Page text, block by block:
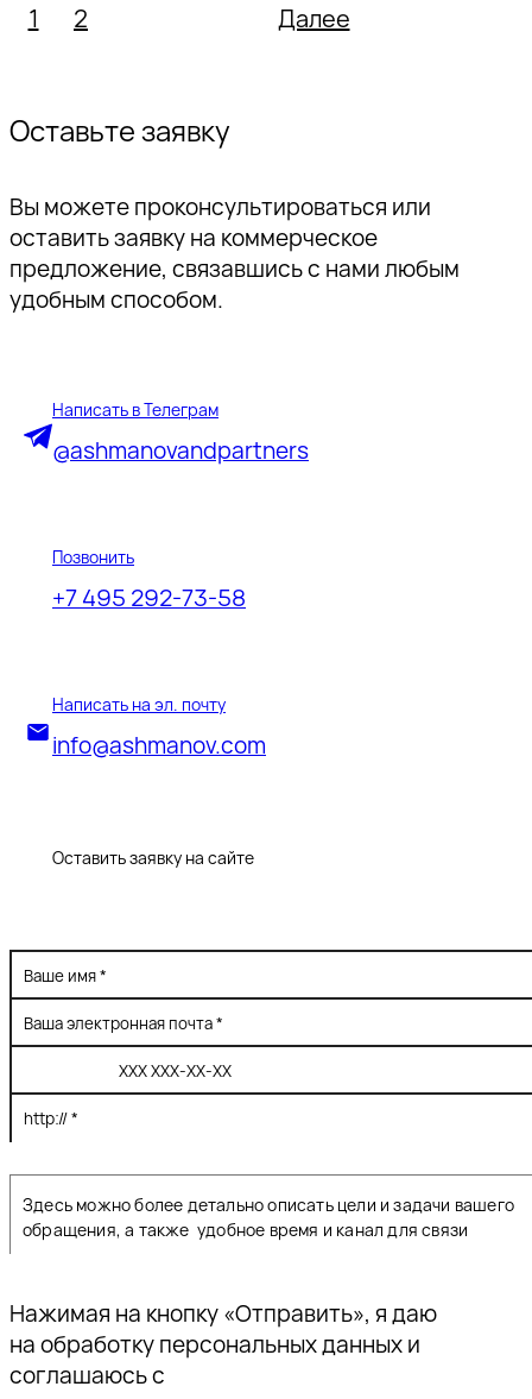
1 2 Далее
Оставьте заявку
Вы можете проконсультироваться или
оставить заявку на коммерческое
предложение, связавшись с нами любым
удобным способом.
Написать в Телеграм
@ashmanovandpartners
Позвонить
+7 495 292-73-58
Написать на эл. почту
info@ashmanov.com
Оставить заявку на сайте
Нажимая на кнопку «Отправить», я даю
на обработку персональных данных и
соглашаюсь с